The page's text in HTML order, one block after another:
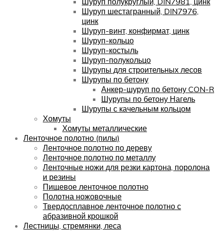
Шуруп шестагранный, DIN7976,
цинк
Шуруп-винт, конфирмат, цинк
Шуруп-кольцо
Шуруп-костыль
Шуруп-полукольцо
Шурупы для строительных лесов
Шурупы по бетону
Анкер-шуруп по бетону CON-R
Шурупы по бетону Нагель
Шурупы с качельным кольцом
Хомуты
Хомуты металлические
Ленточное полотно (пилы)
Ленточное полотно по дереву
Ленточное полотно по металлу
Ленточные ножи для резки картона, поролона
и резины
Пищевое ленточное полотно
Полотна ножовочные
Твердосплавное ленточное полотно с
абразивной крошкой
Лестницы, стремянки, леса